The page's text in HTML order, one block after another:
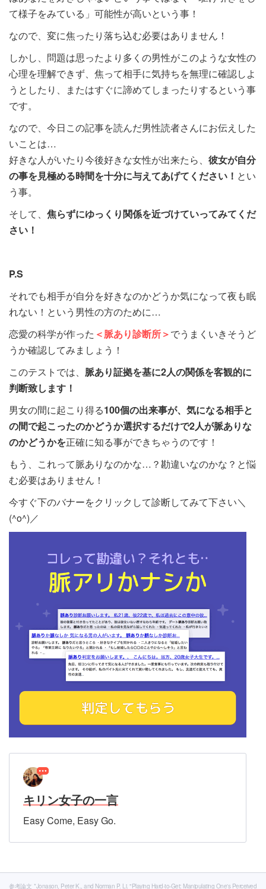
て様子をみている」可能性が高いという事！
なので、変に焦ったり落ち込む必要はありません！
しかし、問題は思ったより多くの男性がこのような女性の
心理を理解できず、焦って相手に気持ちを無理に確認しよ
うとしたり、またはすぐに諦めてしまったりするという事
です。
なので、今日この記事を読んだ男性読者さんにお伝えした
いことは…
好きな人がいたり今後好きな女性が出来たら、 彼女が自分
の事を見極める時間を十分に与えてあげてください！ とい
う事。
そして、 焦らずにゆっくり関係を近づけていってみてくだ
さい！
P.S
それでも相手が自分を好きなのかどうか気になって夜も眠
れない！という男性の方のために…
恋愛の科学が作った ＜脈あり診断所＞でうまくいきそうど
うか確認してみましょう！
このテストでは、 脈あり証拠を基に2人の関係を客観的に
判断致します！
男女の間に起こり得る100個の出来事が、気になる相手と
の間で起こったのかどうか選択するだけで2人が脈ありな
のかどうかを正確に知る事ができちゃうのです！
もう、これって脈ありなのかな…？勘違いなのかな？と悩
む必要はありません！
今すぐ下のバナーをクリックして診断してみて下さい＼
(^o^)／
キリン女子の一言
Easy Come, Easy Go.
参考論文 *Jonason, Peter K., and Norman P. Li. "Playing Hard‐to‐Get: Manipulating One's Perceived